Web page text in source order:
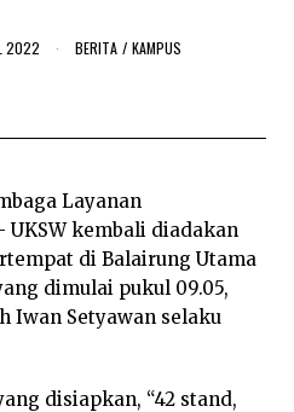
2022
2
2
BERITA / KAMPUS
Layanan
UKSW kembali diadakan
di Balairung Utama
dimulai pukul 09.05,
Iwan Setyawan selaku
disiapkan, “42 stand,